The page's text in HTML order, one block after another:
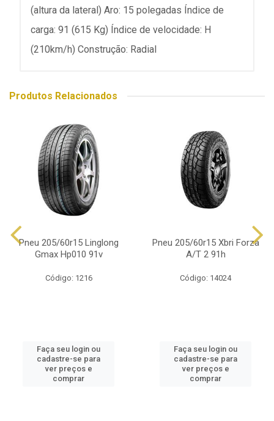
(altura da lateral) Aro: 15 polegadas Índice de
carga: 91 (615 Kg) Índice de velocidade: H
(210km/h) Construção: Radial
Produtos Relacionados
Pneu 205/60r15 Linglong
Gmax Hp010 91v
Código: 1216
Faça seu login ou
cadastre-se para
ver preços e
comprar
Pneu 205/60r15 Xbri Forza
A/T 2 91h
Código: 14024
Faça seu login ou
cadastre-se para
ver preços e
comprar